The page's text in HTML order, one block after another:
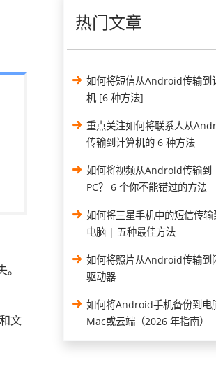
文
热门文章
如何将短信从Android传输到
机 [6 种方法]
重点关注如何将联系人从
传输到计算机的 6 种方法
如何将视频从Android传输到
PC？ 6 个你不能错过的方法
如何将三星手机中的短信传输
电脑 | 五种最佳方法
如何将照片从Android传输到
驱动器
如何将Android手机备份到电
Mac或云端（2026 年指南）